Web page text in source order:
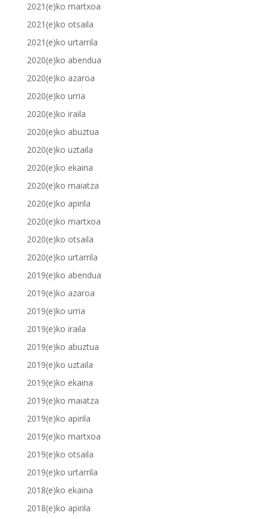
2021(e)ko martxoa
2021(e)ko otsaila
2021(e)ko urtarrila
2020(e)ko abendua
2020(e)ko azaroa
2020(e)ko urria
2020(e)ko iraila
2020(e)ko abuztua
2020(e)ko uztaila
2020(e)ko ekaina
2020(e)ko maiatza
2020(e)ko apirila
2020(e)ko martxoa
2020(e)ko otsaila
2020(e)ko urtarrila
2019(e)ko abendua
2019(e)ko azaroa
2019(e)ko urria
2019(e)ko iraila
2019(e)ko abuztua
2019(e)ko uztaila
2019(e)ko ekaina
2019(e)ko maiatza
2019(e)ko apirila
2019(e)ko martxoa
2019(e)ko otsaila
2019(e)ko urtarrila
2018(e)ko ekaina
2018(e)ko apirila